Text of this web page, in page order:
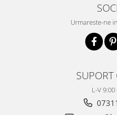
Urmareste-ne
SUPORT
L-V